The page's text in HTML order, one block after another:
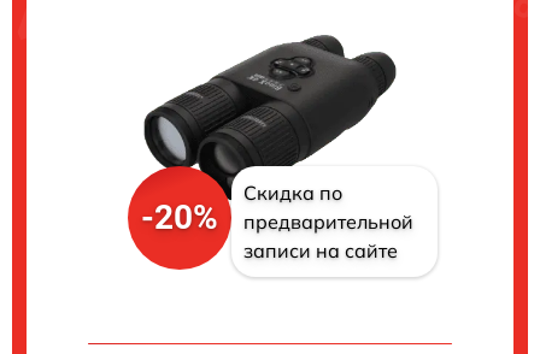
-20%
Скидка по
предварительной
записи на сайте